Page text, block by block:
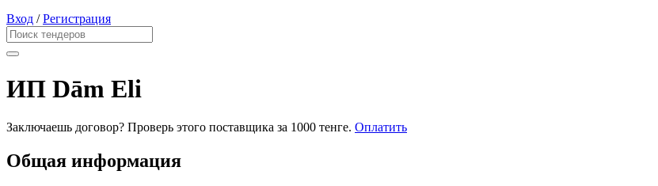
Вход /Регистрация
ИП Dām Eli
Заключаешь договор? Проверь этого поставщика за 1000 тенге. Оплатить
Общая информация